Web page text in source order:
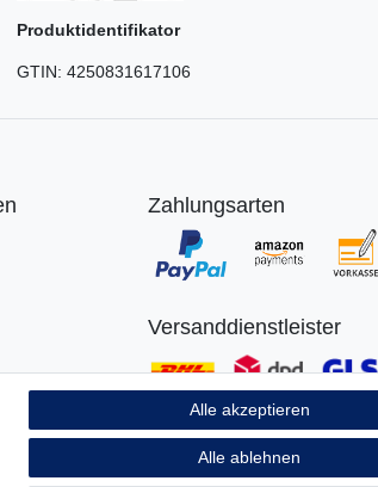
Produktidentifikator
GTIN: 4250831617106
Zahlungsarten
Versanddienstleister
Alle akzeptieren
Alle ablehnen